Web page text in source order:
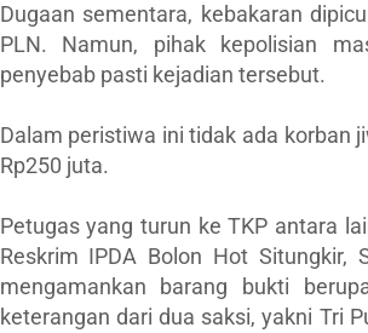
Dugaan sementara, kebakaran
PLN. Namun, pihak kepolisian
penyebab pasti kejadian tersebut.
Dalam peristiwa ini tidak ada korban
Rp250 juta.
Petugas yang turun ke TKP antara
Reskrim IPDA Bolon Hot Situngkir,
mengamankan barang bukti
keterangan dari dua saksi, yakni Tri